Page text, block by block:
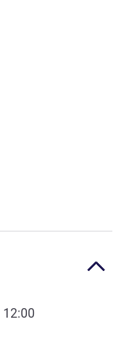
12:00